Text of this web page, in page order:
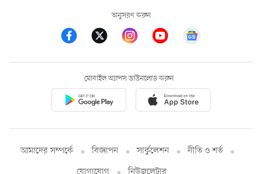
অনুসরণ করুন
মোবাইল অ্যাপস ডাউনলোড করুন
আমাদের সম্পর্কে বিজ্ঞাপন সার্কুলেশন
নীতি ও শর্ত